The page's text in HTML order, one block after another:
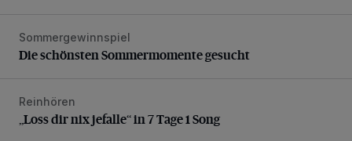
Die schönsten Sommermomente gesucht
Sommergewinnspiel
Die schönsten Sommermomente gesucht
„Loss dir nix jefalle“ in 7 Tage 1 Song
Reinhören
„Loss dir nix jefalle“ in 7 Tage 1 Song